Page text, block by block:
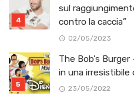
sul
contro la caccia”
02/05/2023
The Bob’s
in una
23/05/2022